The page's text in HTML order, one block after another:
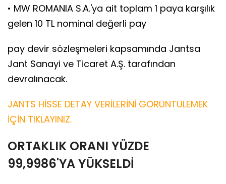
• MW ROMANIA S.A.'ya ait toplam 1 paya karşılık
gelen 10 TL nominal değerli pay
pay devir sözleşmeleri kapsamında Jantsa
Jant Sanayi ve Ticaret A.Ş. tarafından
devralınacak.
JANTS HİSSE DETAY VERİLERİNİ GÖRÜNTÜLEMEK
İÇİN TIKLAYINIZ.
ORTAKLIK ORANI YÜZDE
99,9986'YA YÜKSELDİ